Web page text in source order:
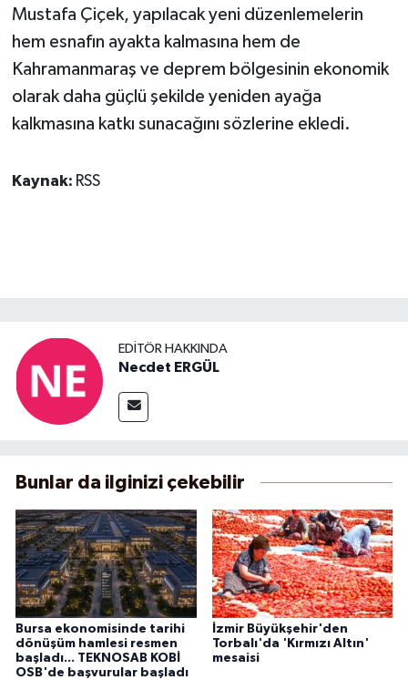
Mustafa Çiçek, yapılacak yeni düzenlemelerin
hem esnafın ayakta kalmasına hem de
Kahramanmaraş ve deprem bölgesinin ekonomik
olarak daha güçlü şekilde yeniden ayağa
kalkmasına katkı sunacağını sözlerine ekledi.
Kaynak: RSS
EDITÖR HAKKINDA
Necdet ERGÜL
Bunlar da ilginizi çekebilir
Bursa ekonomisinde tarihi
dönüşüm hamlesi resmen
başladı... TEKNOSAB KOBİ
OSB'de başvurular başladı
İzmir Büyükşehir'den
Torbalı'da 'Kırmızı Altın'
mesaisi